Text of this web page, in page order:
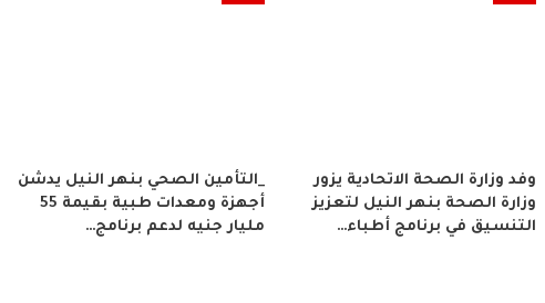
وفد وزارة الصحة الاتحادية يزور
وزارة الصحة بنهر النيل لتعزيز
التنسيق في برنامج أطباء…
_التأمين الصحي بنهر النيل يدشن
أجهزة ومعدات طبية بقيمة 55
مليار جنيه لدعم برنامج…